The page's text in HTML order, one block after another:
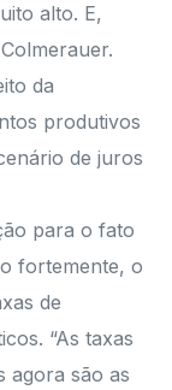
alto. E,
da
produtivos
de juros
para o fato
fortemente, o
de
“As taxas
agora são as